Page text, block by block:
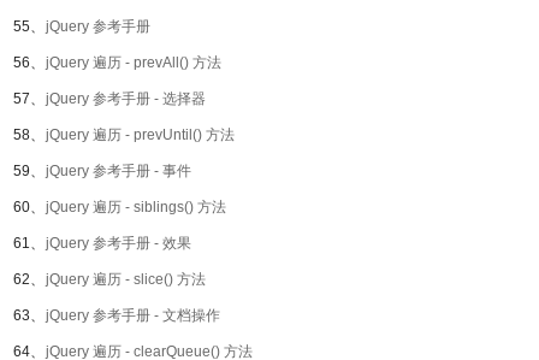
55、 jQuery 参考手册
56、 jQuery 遍历 - prevAll() 方法
57、 jQuery 参考手册 - 选择器
58、 jQuery 遍历 - prevUntil() 方法
59、 jQuery 参考手册 - 事件
60、 jQuery 遍历 - siblings() 方法
61、 jQuery 参考手册 - 效果
62、 jQuery 遍历 - slice() 方法
63、 jQuery 参考手册 - 文档操作
64、 jQuery 遍历 - clearQueue() 方法